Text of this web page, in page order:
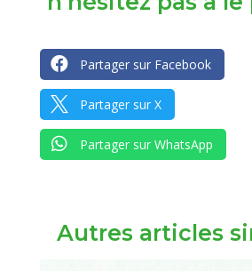
 Partager sur Facebook
 Partager sur X
 Partager sur WhatsApp
Autres articles